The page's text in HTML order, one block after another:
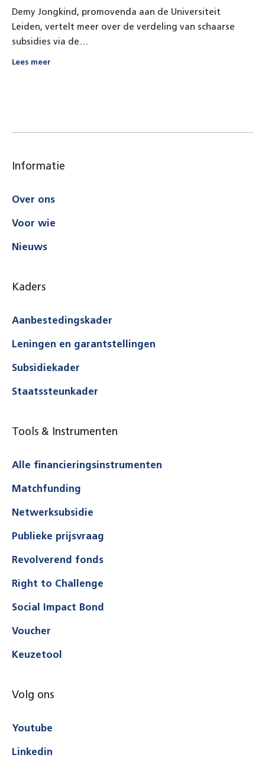
Demy Jongkind, promovenda aan de Universiteit
Leiden, vertelt meer over de verdeling van schaarse
subsidies via de…
Lees meer
Informatie
Over ons
Voor wie
Nieuws
Kaders
Aanbestedingskader
Leningen en garantstellingen
Subsidiekader
Staatssteunkader
Tools & Instrumenten
Alle financieringsinstrumenten
Matchfunding
Netwerksubsidie
Publieke prijsvraag
Revolverend fonds
Right to Challenge
Social Impact Bond
Voucher
Keuzetool
Volg ons
Youtube
Linkedin